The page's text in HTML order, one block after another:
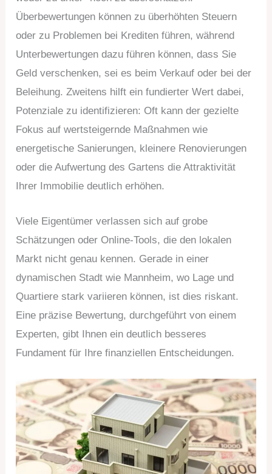
Überbewertungen können zu überhöhten Steuern
oder zu Problemen bei Krediten führen, während
Unterbewertungen dazu führen können, dass Sie
Geld verschenken, sei es beim Verkauf oder bei der
Beleihung. Zweitens hilft ein fundierter Wert dabei,
Potenziale zu identifizieren: Oft kann der gezielte
Fokus auf wertsteigernde Maßnahmen wie
energetische Sanierungen, kleinere Renovierungen
oder die Aufwertung des Gartens die Attraktivität
Ihrer Immobilie deutlich erhöhen.
Viele Eigentümer verlassen sich auf grobe
Schätzungen oder Online-Tools, die den lokalen
Markt nicht genau kennen. Gerade in einer
dynamischen Stadt wie Mannheim, wo Lage und
Quartiere stark variieren können, ist dies riskant.
Eine präzise Bewertung, durchgeführt von einem
Experten, gibt Ihnen ein deutlich besseres
Fundament für Ihre finanziellen Entscheidungen.